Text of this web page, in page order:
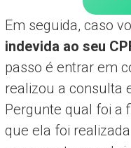
Em seguida, caso
indevida ao seu
passo é entrar em
realizou a consulta
Pergunte qual foi a
que ela foi